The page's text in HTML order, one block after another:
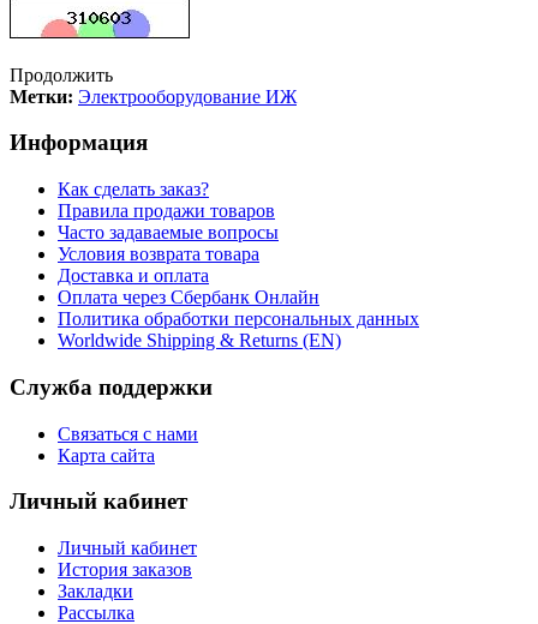
Продолжить
Метки: Электрооборудование ИЖ
Информация
Как сделать заказ?
Правила продажи товаров
Часто задаваемые вопросы
Условия возврата товара
Доставка и оплата
Оплата через Сбербанк Онлайн
Политика обработки персональных данных
Worldwide Shipping & Returns (EN)
Служба поддержки
Связаться с нами
Карта сайта
Личный кабинет
Личный кабинет
История заказов
Закладки
Рассылка